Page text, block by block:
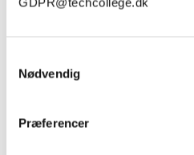
Nødvendig
Præferencer